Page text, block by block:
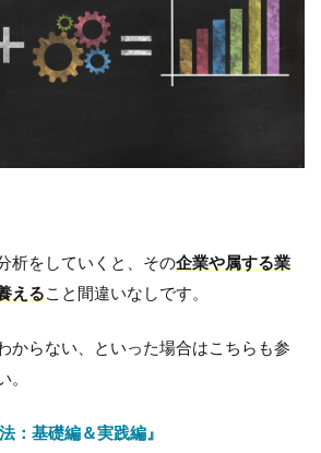
析をしていくと、その企業や属する業
えること間違いなしです。
からない、といった場合はこちらも参
：基礎編＆実践編』